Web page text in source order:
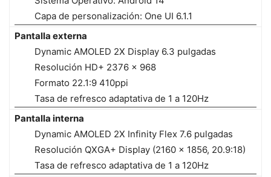
Capa de personalización: One UI 6.1.1
Pantalla externa
Dynamic AMOLED 2X Display 6.3 pulgadas
Resolución HD+ 2376 x 968
Formato 22.1:9 410ppi
Tasa de refresco adaptativa de 1 a 120Hz
Pantalla interna
Dynamic AMOLED 2X Infinity Flex 7.6 pulgadas
Resolución QXGA+ Display (2160 x 1856, 20.9:18)
Tasa de refresco adaptativa de 1 a 120Hz